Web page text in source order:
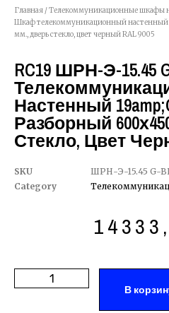
Главная /Телекоммуникационные шкафы
Шкаф телекоммуникационный настенный
мм., дверь стекло, цвет черный RAL 9005
RC19 ШРН-Э-15.45
Настенный
Разборный
Стекло, Цвет
SKU
ШРН-Э-15.45 G-
Category
В